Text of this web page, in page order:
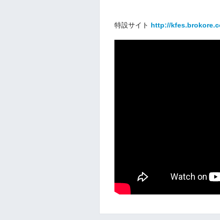
特設サイト http://